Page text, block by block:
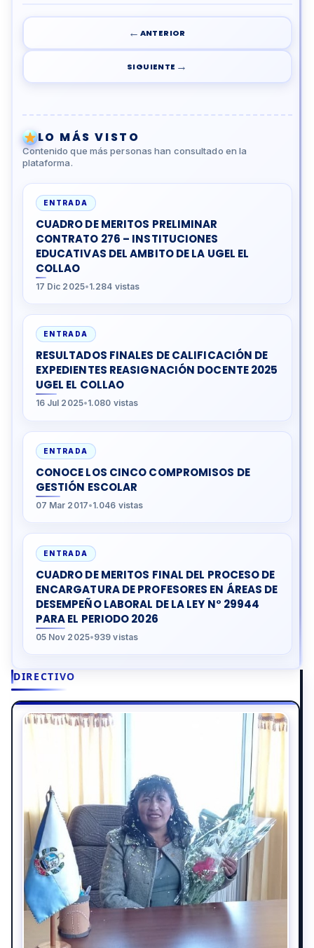
DIRECTIVO
← ANTERIOR
SIGUIENTE →
LO MÁS VISTO
Contenido que más personas han consultado en la
plataforma.
ENTRADA
CUADRO DE MERITOS PRELIMINAR
CONTRATO 276 – INSTITUCIONES
EDUCATIVAS DEL AMBITO DE LA UGEL EL
COLLAO
17 Dic 2025•1.284 vistas
ENTRADA
RESULTADOS FINALES DE CALIFICACIÓN DE
EXPEDIENTES REASIGNACIÓN DOCENTE 2025
UGEL EL COLLAO
16 Jul 2025•1.080 vistas
ENTRADA
CONOCE LOS CINCO COMPROMISOS DE
GESTIÓN ESCOLAR
07 Mar 2017•1.046 vistas
ENTRADA
CUADRO DE MERITOS FINAL DEL PROCESO DE
ENCARGATURA DE PROFESORES EN ÁREAS DE
DESEMPEÑO LABORAL DE LA LEY N° 29944
PARA EL PERIODO 2026
05 Nov 2025•939 vistas